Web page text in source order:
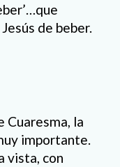
de beber.
Cuaresma, la
importante.
vista, con